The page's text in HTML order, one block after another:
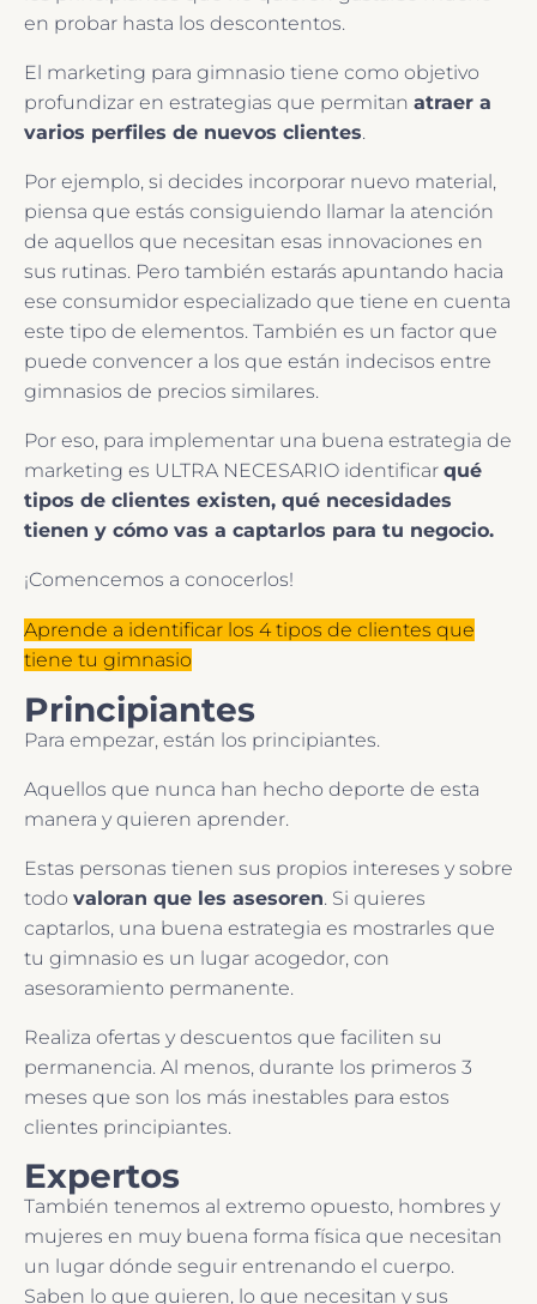
en probar hasta los descontentos.
El marketing para gimnasio tiene como objetivo
profundizar en estrategias que permitan atraer a
varios perfiles de nuevos clientes.
Por ejemplo, si decides incorporar nuevo material,
piensa que estás consiguiendo llamar la atención
de aquellos que necesitan esas innovaciones en
sus rutinas. Pero también estarás apuntando hacia
ese consumidor especializado que tiene en cuenta
este tipo de elementos. También es un factor que
puede convencer a los que están indecisos entre
gimnasios de precios similares.
Por eso, para implementar una buena estrategia de
marketing es ULTRA NECESARIO identificar qué
tipos de clientes existen, qué necesidades
tienen y cómo vas a captarlos para tu negocio.
¡Comencemos a conocerlos!
Aprende a identificar los 4 tipos de clientes que
tiene tu gimnasio
Principiantes
Para empezar, están los principiantes.
Aquellos que nunca han hecho deporte de esta
manera y quieren aprender.
Estas personas tienen sus propios intereses y sobre
todo valoran que les asesoren. Si quieres
captarlos, una buena estrategia es mostrarles que
tu gimnasio es un lugar acogedor, con
asesoramiento permanente.
Realiza ofertas y descuentos que faciliten su
permanencia. Al menos, durante los primeros 3
meses que son los más inestables para estos
clientes principiantes.
Expertos
También tenemos al extremo opuesto, hombres y
mujeres en muy buena forma física que necesitan
un lugar dónde seguir entrenando el cuerpo.
Saben lo que quieren, lo que necesitan y sus